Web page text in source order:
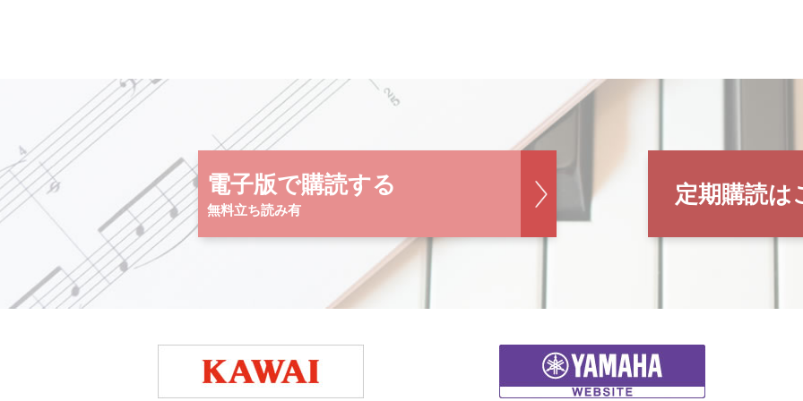
電子版で購読する
無料立ち読み有
定期購読は